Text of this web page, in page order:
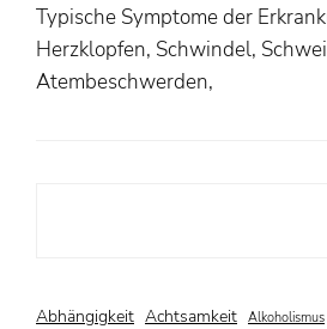
Typische Symptome der
Herzklopfen, Schwindel,
Atembeschwerden,
Abhängigkeit Achtsamkeit Alkoholismus